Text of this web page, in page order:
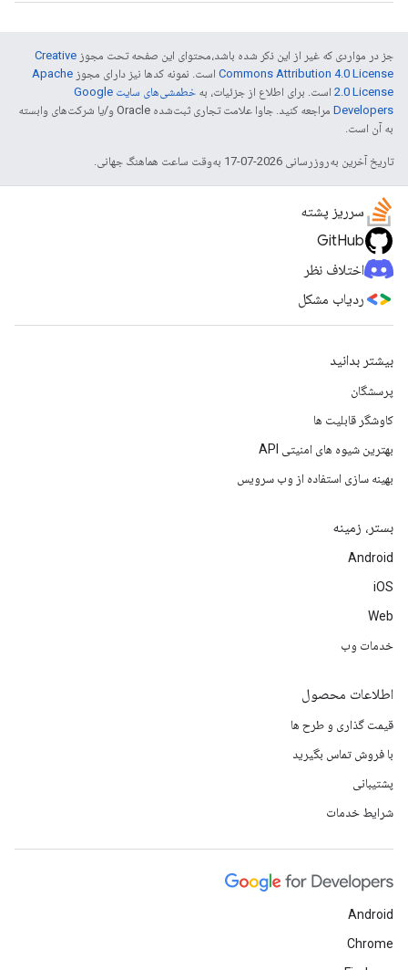
جز در مواردی که غیر از این ذکر شده باشد،‌محتوای این صفحه تحت مجوز Creative
Commons Attribution 4.0 License است. نمونه کدها نیز دارای مجوز Apache
2.0 License است. برای اطلاع از جزئیات، به
خطمشی‌های سایت Google
Developers‏
مراجعه کنید. جاوا علامت تجاری ثبت‌شده Oracle و/یا شرکت‌های وابسته
به آن است.
تاریخ آخرین به‌روزرسانی 2026-07-17 به‌وقت ساعت هماهنگ جهانی.
سرریز پشته
GitHub
اختلاف نظر
ردیاب مشکل
بیشتر بدانید
پرسشگان
کاوشگر قابلیت ها
بهترین شیوه های امنیتی API
بهینه سازی استفاده از وب سرویس
بستر، زمینه
Android
iOS
Web
خدمات وب
اطلاعات محصول
قیمت گذاری و طرح ها
با فروش تماس بگیرید
پشتیبانی
شرایط خدمات
Android
Chrome